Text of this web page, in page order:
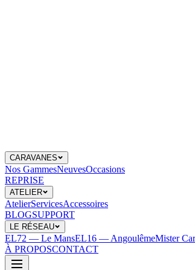
CARAVANES
Nos GammesNeuvesOccasions
REPRISE
ATELIER
AtelierServicesAccessoires
BLOGSUPPORT
LE RÉSEAU
EL72 — Le MansEL16 — AngoulêmeMister
À PROPOSCONTACT